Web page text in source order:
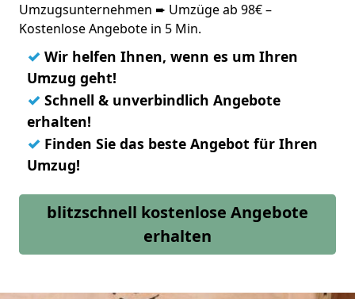
Umzugsunternehmen ➨ Umzüge ab 98€ –
Kostenlose Angebote in 5 Min.
✓ Wir helfen Ihnen, wenn es um Ihren
Umzug geht!
✓ Schnell & unverbindlich Angebote
erhalten!
✓ Finden Sie das beste Angebot für Ihren
Umzug!
blitzschnell kostenlose Angebote
erhalten